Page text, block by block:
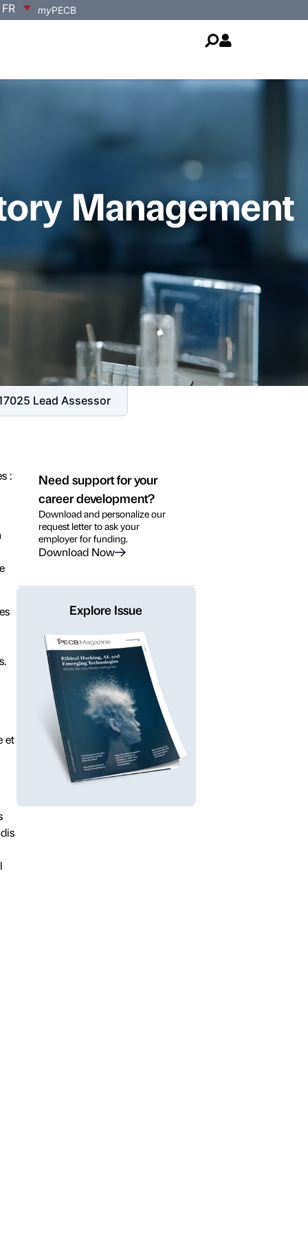
FR myPECB
Management
Lead Assessor
:
et
Need support for your
career development?
Download and personalize our
request letter to ask your
employer for funding.
Download Now
Explore Issue